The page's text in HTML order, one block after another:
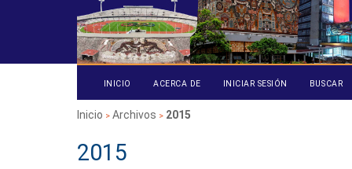
INICIO ACERCA DE INICIAR SESIÓN BUSCAR
Inicio > Archivos > 2015
2015